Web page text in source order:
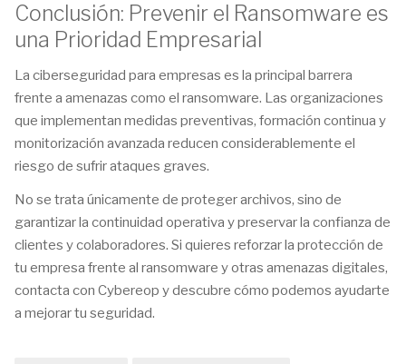
Conclusión: Prevenir el Ransomware es
una Prioridad Empresarial
La ciberseguridad para empresas es la principal barrera
frente a amenazas como el ransomware. Las organizaciones
que implementan medidas preventivas, formación continua y
monitorización avanzada reducen considerablemente el
riesgo de sufrir ataques graves.
No se trata únicamente de proteger archivos, sino de
garantizar la continuidad operativa y preservar la confianza de
clientes y colaboradores. Si quieres reforzar la protección de
tu empresa frente al ransomware y otras amenazas digitales,
contacta con Cybereop y descubre cómo podemos ayudarte
a mejorar tu seguridad.